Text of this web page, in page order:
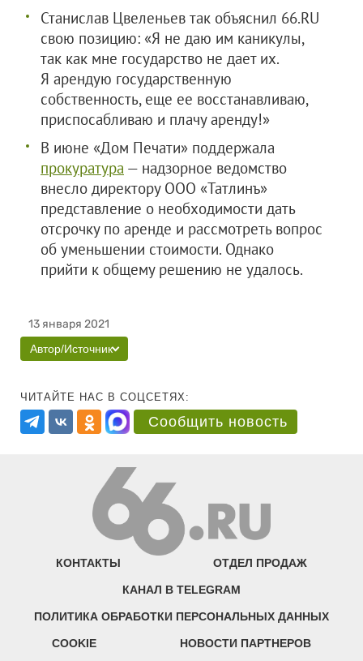
Станислав Цвеленьев так объяснил 66.RU
свою позицию: «Я не даю им каникулы,
так как мне государство не дает их.
Я арендую государственную
собственность, еще ее восстанавливаю,
приспосабливаю и плачу аренду!»
В июне «Дом Печати» поддержала
прокуратура — надзорное ведомство
внесло директору ООО «Татлинъ»
представление о необходимости дать
отсрочку по аренде и рассмотреть вопрос
об уменьшении стоимости. Однако
прийти к общему решению не удалось.
13 января 2021
Автор/Источник
ЧИТАЙТЕ НАС В СОЦСЕТЯХ:
Сообщить новость
КОНТАКТЫ ОТДЕЛ ПРОДАЖ
КАНАЛ В TELEGRAM
ПОЛИТИКА ОБРАБОТКИ ПЕРСОНАЛЬНЫХ ДАННЫХ
COOKIE НОВОСТИ ПАРТНЕРОВ